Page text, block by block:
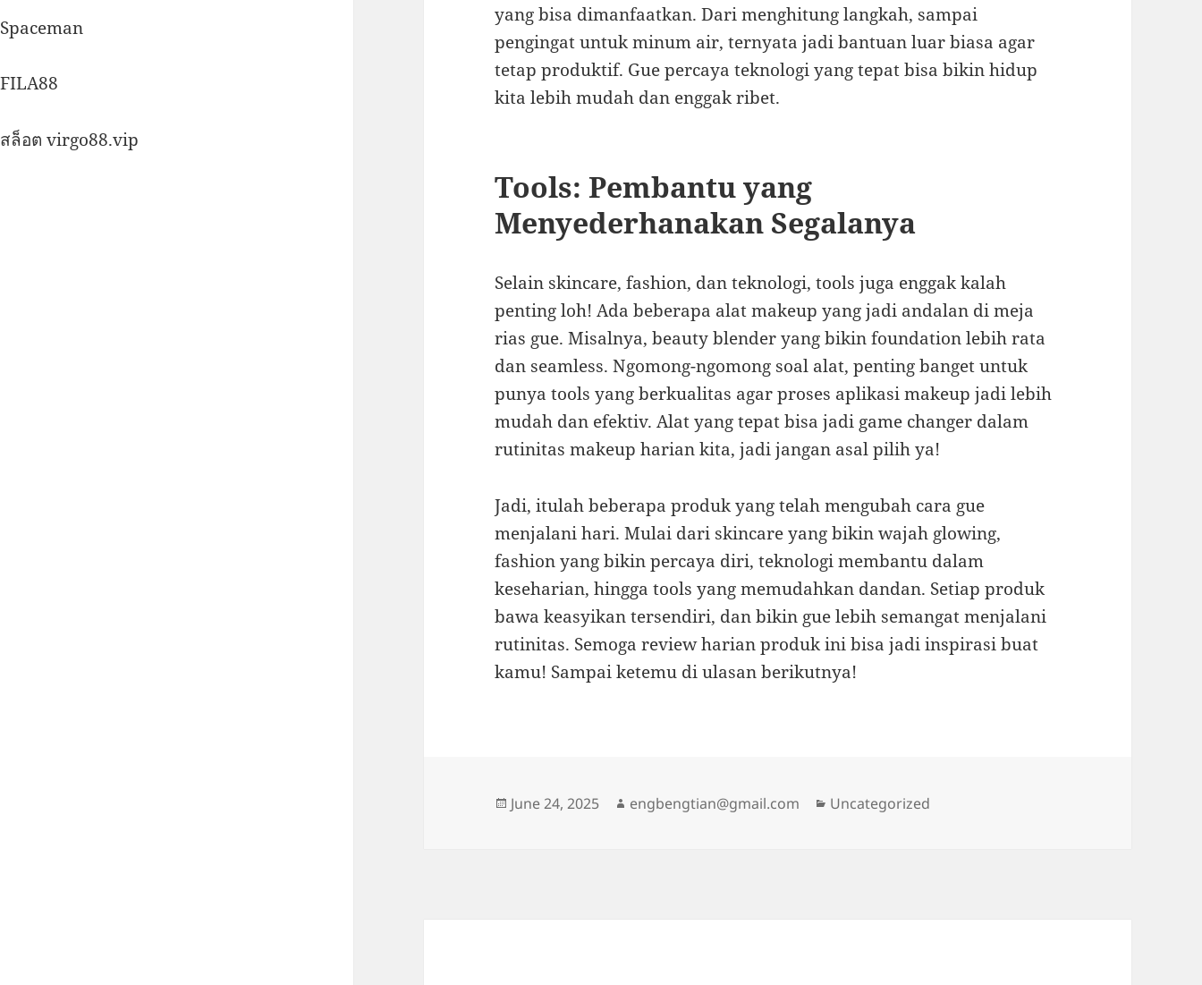
Spaceman
FILA88
สล็อต virgo88.vip
yang bisa dimanfaatkan. Dari menghitung langkah, sampai
pengingat untuk minum air, ternyata jadi bantuan luar biasa agar
tetap produktif. Gue percaya teknologi yang tepat bisa bikin hidup
kita lebih mudah dan enggak ribet.
Tools: Pembantu yang
Menyederhanakan Segalanya
Selain skincare, fashion, dan teknologi, tools juga enggak kalah
penting loh! Ada beberapa alat makeup yang jadi andalan di meja
rias gue. Misalnya, beauty blender yang bikin foundation lebih rata
dan seamless. Ngomong-ngomong soal alat, penting banget untuk
punya tools yang berkualitas agar proses aplikasi makeup jadi lebih
mudah dan efektiv. Alat yang tepat bisa jadi game changer dalam
rutinitas makeup harian kita, jadi jangan asal pilih ya!
Jadi, itulah beberapa produk yang telah mengubah cara gue
menjalani hari. Mulai dari skincare yang bikin wajah glowing,
fashion yang bikin percaya diri, teknologi membantu dalam
keseharian, hingga tools yang memudahkan dandan. Setiap produk
bawa keasyikan tersendiri, dan bikin gue lebih semangat menjalani
rutinitas. Semoga review harian produk ini bisa jadi inspirasi buat
kamu! Sampai ketemu di ulasan berikutnya!
Posted
June 24, 2025 Author
engbengtian@gmail.com Categories
Uncategorized